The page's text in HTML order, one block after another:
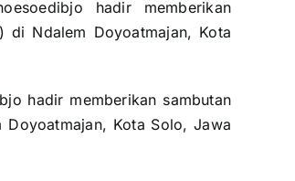
hadir memberikan sambutan
Doyoatmajan, Kota Solo, Jawa